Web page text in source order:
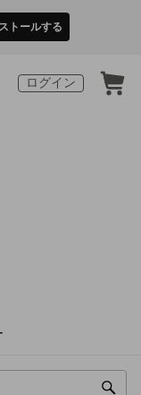
トールする
ログイン